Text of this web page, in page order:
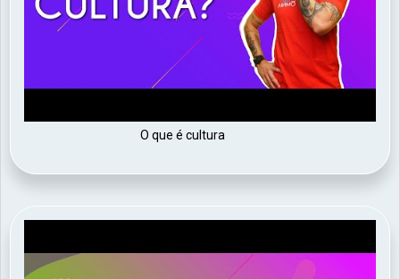
O que é cultura